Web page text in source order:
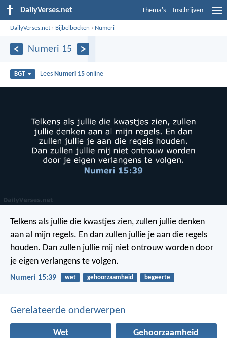
DailyVerses.net Thema's Inschrijven
DailyVerses.net › Bijbelboeken › Numeri
Numeri 15
BGT Lees Numeri 15 online
Telkens als jullie die kwastjes zien, zullen jullie denken
aan al mijn regels. En dan zullen jullie je aan die regels
houden. Dan zullen jullie mij niet ontrouw worden door
je eigen verlangens te volgen.
Numeri 15:39 wet gehoorzaamheid begeerte
Gerelateerde onderwerpen
Wet Gehoorzaamheid